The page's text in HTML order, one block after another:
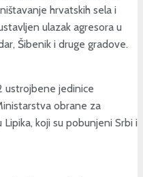
hrvatskih sela i
ulazak agresora u
Šibenik i druge gradove.
ustrojbene jedinice
obrane za
koji su pobunjeni Srbi i